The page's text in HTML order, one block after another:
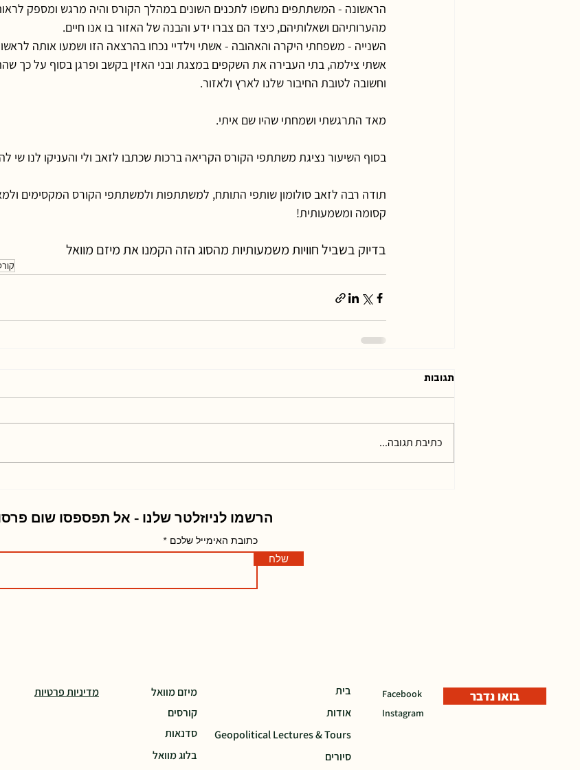
הראשונה - המשתתפים נחשפו לתכנים השונים במהלך הקורס והיה מרגש ומספק
מהערותיהם ושאלותיהם, כיצד הם צברו ידע והבנה של האזור בו אנו חיים.
השנייה - משפחתי היקרה והאהובה - אשתי וילדיי נכחו בהרצאה הזו ושמעו אותה
אשתי צילמה, בתי העבירה את השקפים במצגת ובני האזין בקשב ופרגן בסוף על כך
וחשובה לטובת החיבור שלנו לארץ ולאזור.
מאד התרגשתי ושמחתי שהיו שם איתי.
בסוף השיעור נציגת משתתפי הקורס הקריאה ברכות שכתבו לזאב ולי והעניקו לנו שי
תודה רבה לזאב סולומון שותפי התותח, למשתתפות ולמשתתפי הקורס המקסימים
קסומה ומשמעותית!
בדיוק בשביל חוויות משמעותיות מהסוג הזה הקמנו את מיזם מוואל
תגובות
כתיבת תגובה...
הרשמו לניוזלטר שלנו - אל תפספסו שום
כתובת האימייל שלכם
שלח
מדיניות פרטיות
מיזם מוואל
קורסים
סדנאות
בלוג מוואל
בית
אודות
Geopolitical Lectures & Tours
סיורים
Facebook
Instagram
בואו נדבר